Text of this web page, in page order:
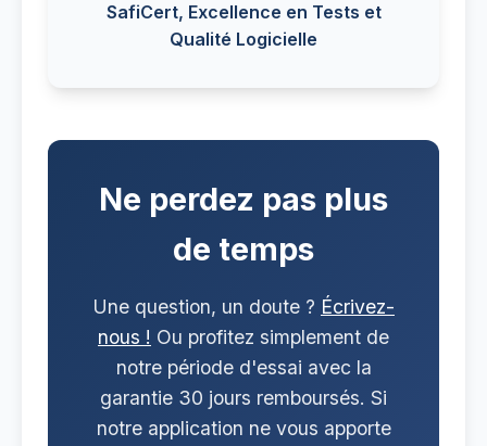
SafiCert, Excellence en Tests et
Qualité Logicielle
Ne perdez pas plus
de temps
Une question, un doute ? Écrivez-
nous ! Ou profitez simplement de
notre période d'essai avec la
garantie 30 jours remboursés. Si
notre application ne vous apporte